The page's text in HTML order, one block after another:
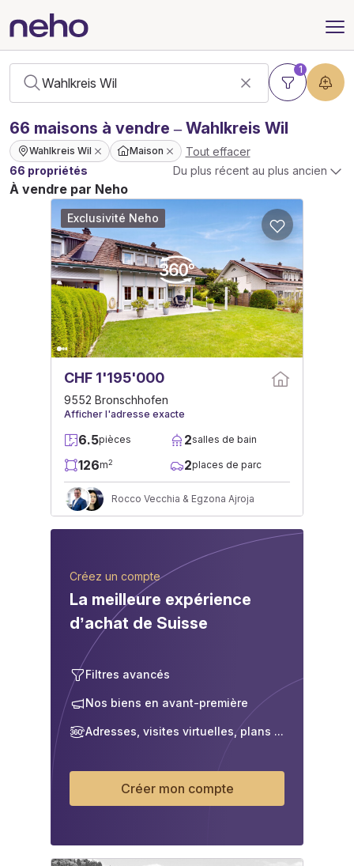
1
66 maisons à vendre – Wahlkreis Wil
Wahlkreis Wil Maison
Tout effacer
66 propriétés
Du plus récent au plus ancien
À vendre par Neho
CHF 1'195'000
9552 Bronschhofen
Afficher l'adresse exacte
6.5pièces 2salles de bain
126m2 2places de parc
Rocco Vecchia & Egzona Ajroja
Exclusivité Neho
Créez un compte
La meilleure expérience
d’achat de Suisse
Filtres avancés
Nos biens en avant-première
Adresses, visites virtuelles, plans ...
Créer mon compte